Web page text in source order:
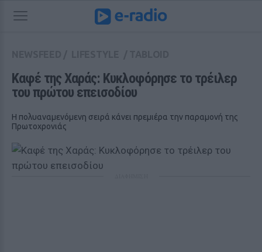
Καφέ της Χαράς: Κυκλοφόρησε το τρέιλερ
του πρώτου επεισοδίου
Η πολυαναμενόμενη σειρά κάνει πρεμιέρα την παραμονή της
Πρωτοχρονιάς